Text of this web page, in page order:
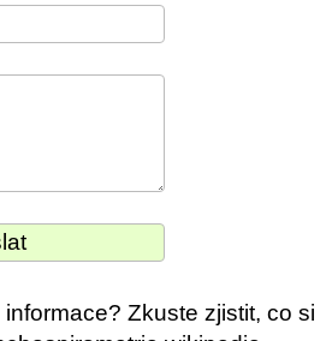
Zkuste zjistit, co si